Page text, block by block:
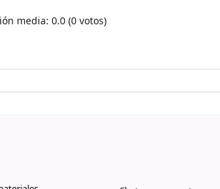
media: 0.0 (0 votos)